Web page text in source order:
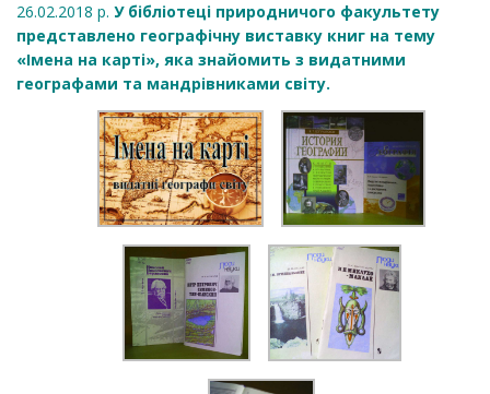
26.02.2018 р. У бібліотеці природничого факультету
представлено географічну виставку книг на тему
«Імена на карті», яка знайомить з видатними
географами та мандрівниками світу.